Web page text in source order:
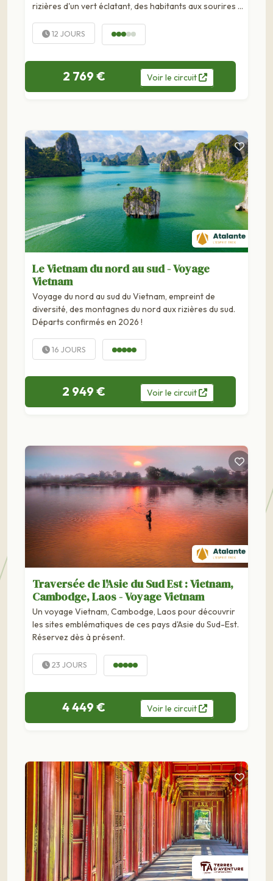
rizières d'un vert éclatant, des habitants aux sourires et
sont, entre autres,...
12 JOURS
2 769 € Voirle circuit
Le Vietnam du nord au sud - Voyage
Vietnam
Voyage du nord au sud du Vietnam, empreint de
diversité, des montagnes du nord aux rizières du sud.
Départs confirmés en 2026 !
16 JOURS
2 949 € Voirle circuit
Traversée de l'Asie du Sud Est : Vietnam,
Cambodge, Laos - Voyage Vietnam
Un voyage Vietnam, Cambodge, Laos pour découvrir
les sites emblématiques de ces pays d'Asie du Sud-Est.
Réservez dès à présent.
23 JOURS
4 449 € Voirle circuit